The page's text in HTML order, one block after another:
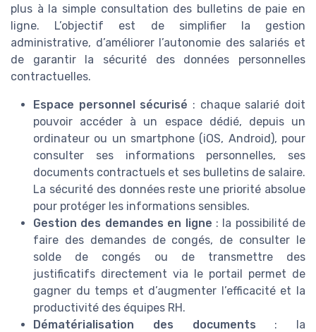
plus à la simple consultation des bulletins de paie en
ligne. L’objectif est de simplifier la gestion
administrative, d’améliorer l’autonomie des salariés et
de garantir la sécurité des données personnelles
contractuelles.
Espace personnel sécurisé : chaque salarié doit
pouvoir accéder à un espace dédié, depuis un
ordinateur ou un smartphone (iOS, Android), pour
consulter ses informations personnelles, ses
documents contractuels et ses bulletins de salaire.
La sécurité des données reste une priorité absolue
pour protéger les informations sensibles.
Gestion des demandes en ligne : la possibilité de
faire des demandes de congés, de consulter le
solde de congés ou de transmettre des
justificatifs directement via le portail permet de
gagner du temps et d’augmenter l’efficacité et la
productivité des équipes RH.
Dématérialisation des documents : la